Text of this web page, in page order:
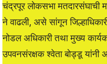
चंद्रपूर लोकसभा मतदारसंघाची
ने वाढली, असे सांगून
नोडल अधिकारी तथा मुख्य
उपवनसंरक्षक श्वेता बोड्डू